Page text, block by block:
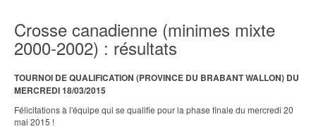
Crosse canadienne (minimes mixte
2000-2002) : résultats
TOURNOI DE QUALIFICATION (PROVINCE DU BRABANT WALLON) DU
MERCREDI 18/03/2015
Félicitations à l'équipe qui se qualifie pour la phase finale du mercredi 20
mai 2015 !